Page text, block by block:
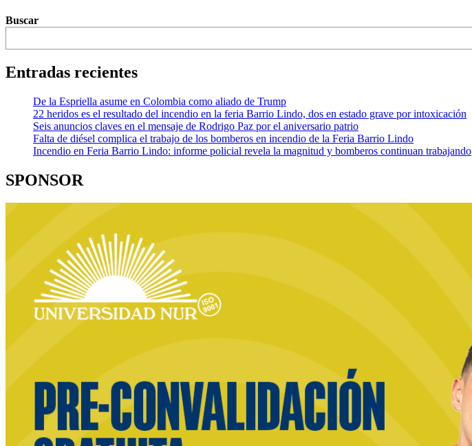
Buscar
Entradas recientes
De la Espriella asume en Colombia como aliado de Trump
22 heridos es el resultado del incendio en la feria Barrio Lindo, dos en estado grave por intoxicación
Seis anuncios claves en el mensaje de Rodrigo Paz por el aniversario patrio
Falta de diésel complica el trabajo de los bomberos en incendio de la Feria Barrio Lindo
Incendio en Feria Barrio Lindo: informe policial revela la magnitud y bomberos continuan trabajando
SPONSOR